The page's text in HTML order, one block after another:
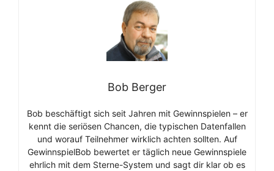
Bob Berger
Bob beschäftigt sich seit Jahren mit Gewinnspielen – er
kennt die seriösen Chancen, die typischen Datenfallen
und worauf Teilnehmer wirklich achten sollten. Auf
GewinnspielBob bewertet er täglich neue Gewinnspiele
ehrlich mit dem Sterne-System und sagt dir klar ob es